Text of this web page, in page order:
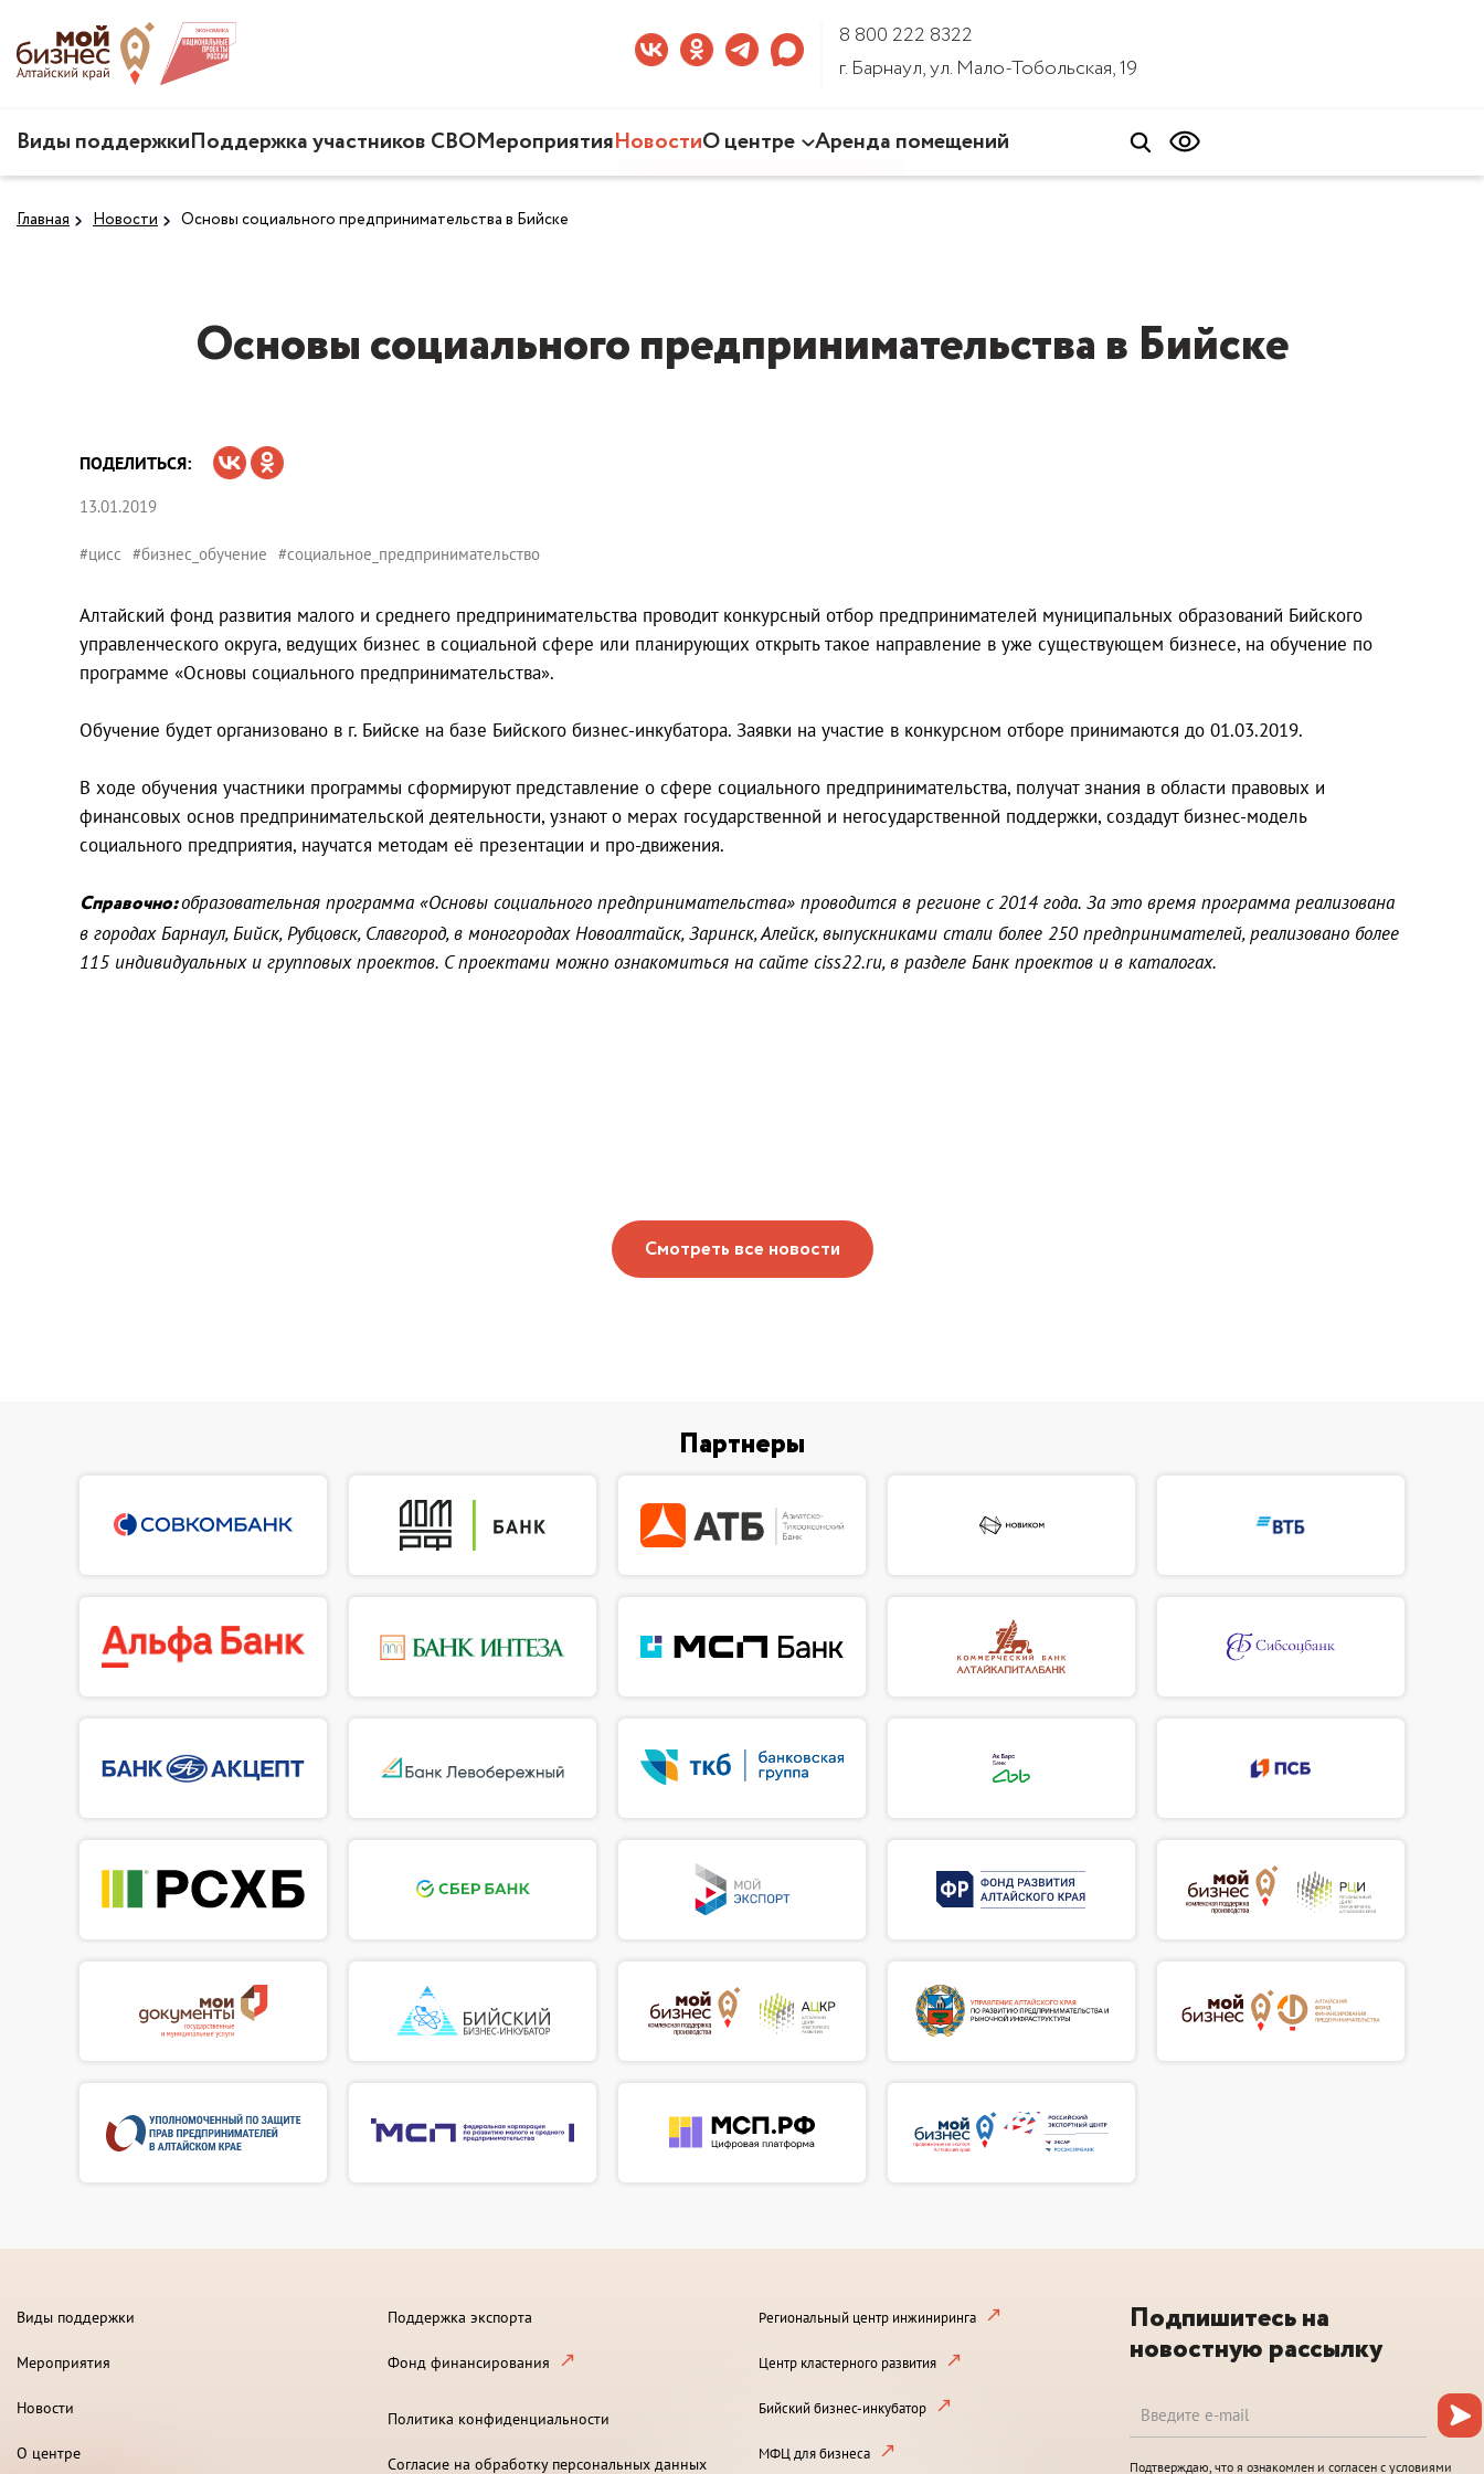
8 800 222 8322
г. Барнаул, ул. Мало-Тобольская, 19
Виды поддержкиПоддержка участников СВОМероприятияНовостиО центре
Аренда помещений
Главная Новости Основы социального предпринимательства в Бийске
Основы социального предпринимательства в Бийске
ПОДЕЛИТЬСЯ:
13.01.2019
#цисс #бизнес_обучение #социальное_предпринимательство
Алтайский фонд развития малого и среднего предпринимательства проводит конкурсный отбор предпринимателей муниципальных образований Бийского
управленческого округа, ведущих бизнес в социальной сфере или планирующих открыть такое направление в уже существующем бизнесе, на обучение по
программе «Основы социального предпринимательства».
Обучение будет организовано в г. Бийске на базе Бийского бизнес-инкубатора. Заявки на участие в конкурсном отборе принимаются до 01.03.2019.
В ходе обучения участники программы сформируют представление о сфере социального предпринимательства, получат знания в области правовых и
финансовых основ предпринимательской деятельности, узнают о мерах государственной и негосударственной поддержки, создадут бизнес-модель
социального предприятия, научатся методам её презентации и про-движения.
Справочно:образовательная программа «Основы социального предпринимательства» проводится в регионе с 2014 года. За это время программа реализована
в городах Барнаул, Бийск, Рубцовск, Славгород, в моногородах Новоалтайск, Заринск, Алейск, выпускниками стали более 250 предпринимателей, реализовано более
115 индивидуальных и групповых проектов. С проектами можно ознакомиться на сайте ciss22.ru, в разделе Банк проектов и в каталогах.
Смотреть все новости
Партнеры
Виды поддержки
Мероприятия
Новости
О центре
Поддержка экспорта
Фонд финансирования
Политика конфиденциальности
Согласие на обработку персональных данных
Региональный центр инжиниринга
Центр кластерного развития
Бийский бизнес-инкубатор
МФЦ для бизнеса
Подпишитесь на
новостную рассылку
Подтверждаю, что я ознакомлен и согласен с условиями